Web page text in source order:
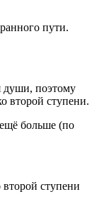
пути.
души, поэтому
второй ступени.
больше (по
ступени